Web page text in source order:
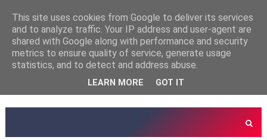
This site uses cookies from Google to deliver its services
and to analyze traffic. Your IP address and user-agent are
shared with Google along with performance and security
metrics to ensure quality of service, generate usage
statistics, and to detect and address abuse.
LEARN MORE GOT IT